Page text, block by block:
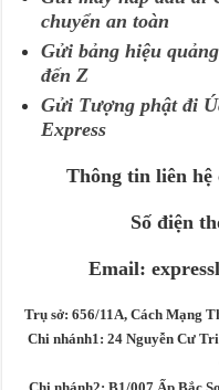
chuyển an toàn
Gửi bảng hiệu
đến Z
Gửi Tượng phật đi
Express
Thông tin liên
Số điện
Email:
Trụ sở: 656/11A, Cách Mạng
Chi nhánh1: 24 Nguyễn Cư